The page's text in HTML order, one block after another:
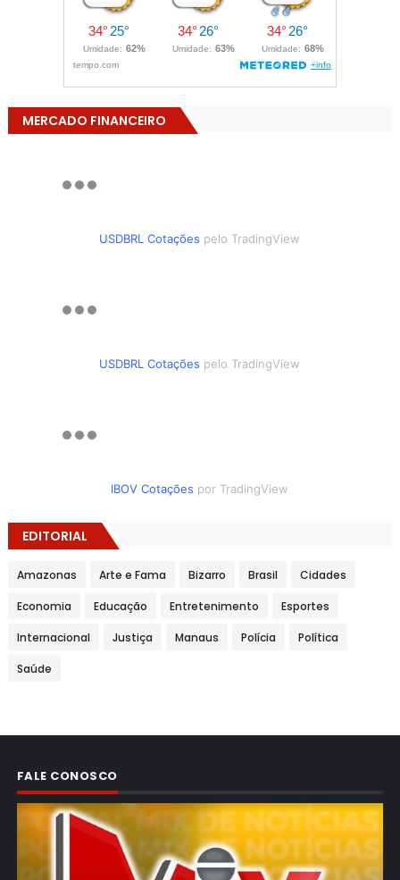
MERCADO FINANCEIRO
USDBRL Cotações pelo TradingView
USDBRL Cotações pelo TradingView
IBOV Cotações por TradingView
EDITORIAL
Amazonas Arte e Fama Bizarro Brasil Cidades
Economia Educação Entretenimento Esportes
Internacional Justiça Manaus Polícia Política
Saúde
FALE CONOSCO